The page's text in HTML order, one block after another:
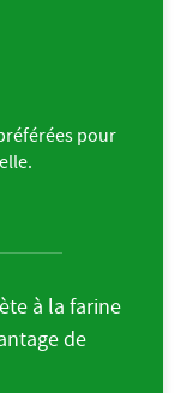
pour
à la farine
de